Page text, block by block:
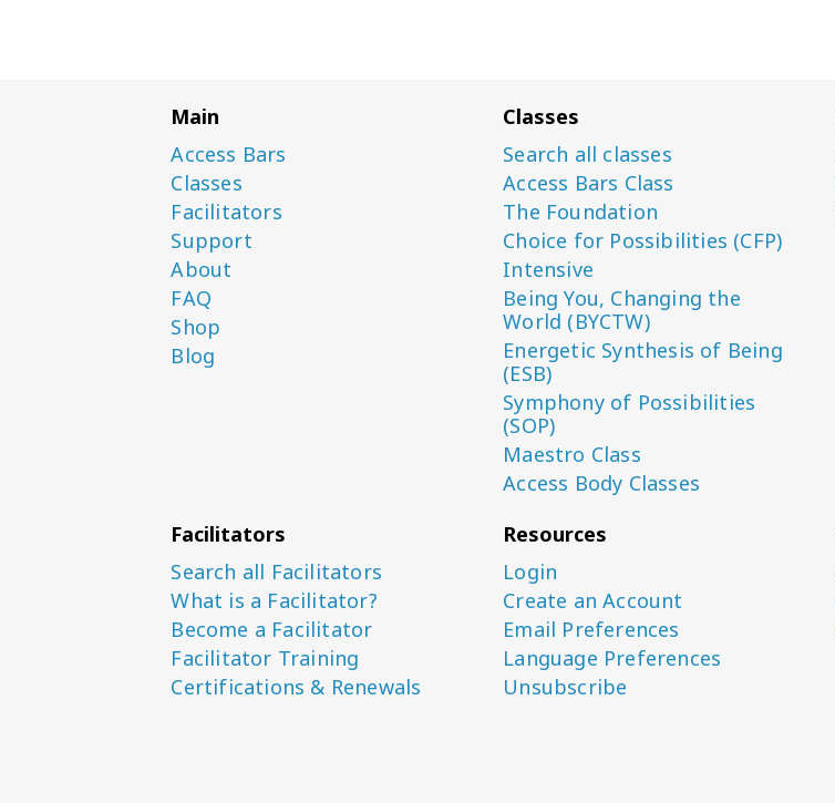
Main
Access Bars
Classes
Facilitators
Support
About
FAQ
Shop
Blog
Classes
Search all classes
Access Bars Class
The Foundation
Choice for Possibilities (CFP)
Intensive
Being You, Changing the
World (BYCTW)
Energetic Synthesis of Being
(ESB)
Symphony of Possibilities
(SOP)
Maestro Class
Access Body Classes
Facilitators
Search all Facilitators
What is a Facilitator?
Become a Facilitator
Facilitator Training
Certifications & Renewals
Resources
Login
Create an Account
Email Preferences
Language Preferences
Unsubscribe